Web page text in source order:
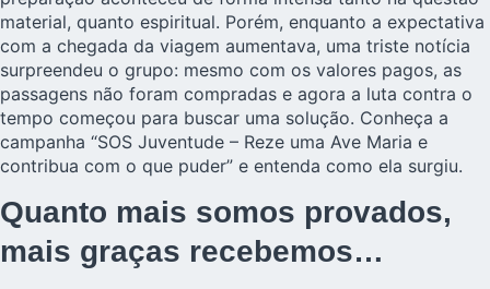
material, quanto espiritual. Porém, enquanto a expectativa
com a chegada da viagem aumentava, uma triste notícia
surpreendeu o grupo: mesmo com os valores pagos, as
passagens não foram compradas e agora a luta contra o
tempo começou para buscar uma solução. Conheça a
campanha “SOS Juventude – Reze uma Ave Maria e
contribua com o que puder” e entenda como ela surgiu.
Quanto mais somos provados,
mais graças recebemos…